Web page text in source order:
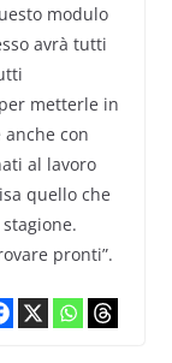
modulo
avrà tutti
metterle in
con
al lavoro
quello che
pronti”.